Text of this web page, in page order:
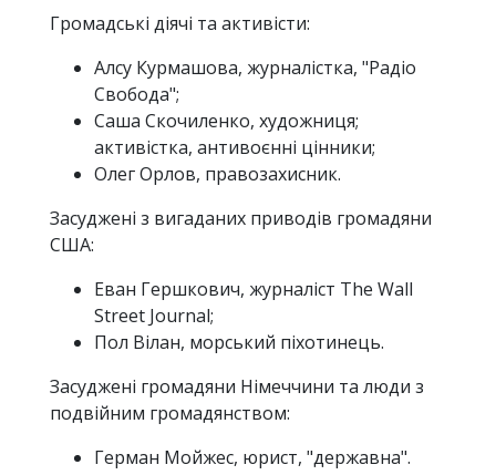
Громадські діячі та активісти:
Алсу Курмашова, журналістка, "Радіо
Свобода";
Саша Скочиленко, художниця;
активістка, антивоєнні цінники;
Олег Орлов, правозахисник.
Засуджені з вигаданих приводів громадяни
США:
Еван Гершкович, журналіст The Wall
Street Journal;
Пол Вілан, морський піхотинець.
Засуджені громадяни Німеччини та люди з
подвійним громадянством:
Герман Мойжес, юрист, "державна".